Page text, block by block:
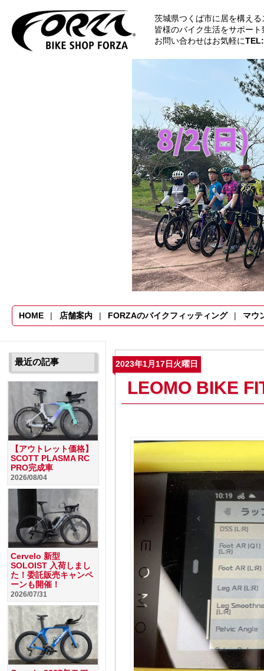
茨城県つくば市に居を構え
皆様のバイク生活をサポー
お問い合わせはお気軽に
HOME 店舗案内 FORZAのバイクフィッティング マウ
2023年1月17日火曜日
LEOMO BIKE
最近の記事
【アウトレット価格】
SCOTT PLASMA RC
PRO完成車
2026/08/04
Cervelo 新型
SOLOIST 入荷しまし
た！委託販売キャンペ
ーンも開催！
2026/07/31